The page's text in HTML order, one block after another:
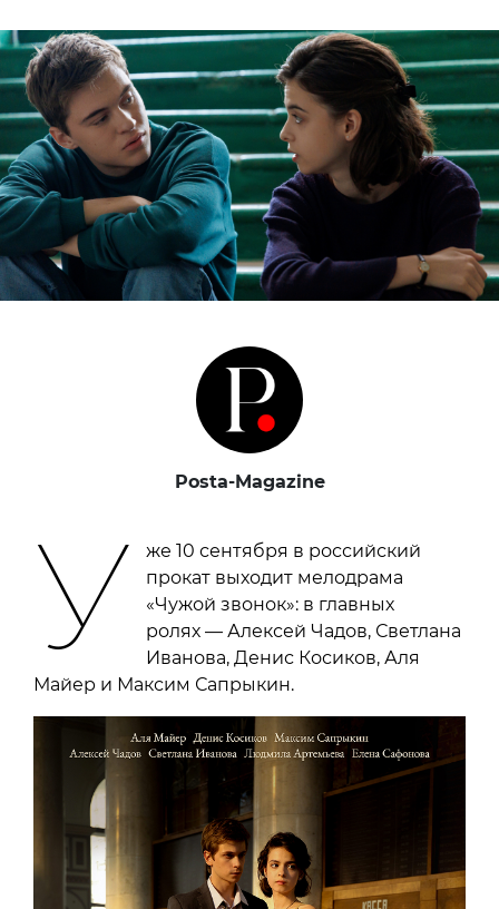
Posta-Magazine
У
же 10 сентября в российский
прокат выходит мелодрама
«Чужой звонок»: в главных
ролях — Алексей Чадов, Светлана
Иванова, Денис Косиков, Аля
Майер и Максим Сапрыкин.